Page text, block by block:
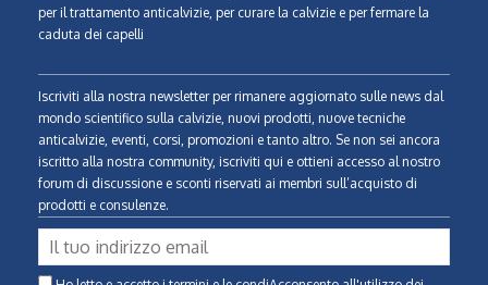
per il trattamento anticalvizie, per curare la calvizie e per fermare la
caduta dei capelli
Iscriviti alla nostra newsletter per rimanere aggiornato sulle news dal
mondo scientifico sulla calvizie, nuovi prodotti, nuove tecniche
anticalvizie, eventi, corsi, promozioni e tanto altro. Se non sei ancora
iscritto alla nostra community, iscriviti qui e ottieni accesso al nostro
forum di discussione e sconti riservati ai membri sull’acquisto di
prodotti e consulenze.